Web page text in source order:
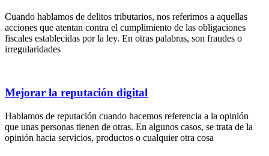
Cuando hablamos de delitos tributarios, nos referimos a aquellas
acciones que atentan contra el cumplimiento de las obligaciones
fiscales establecidas por la ley. En otras palabras, son fraudes o
irregularidades
Mejorar la reputación digital
Hablamos de reputación cuando hacemos referencia a la opinión
que unas personas tienen de otras. En algunos casos, se trata de la
opinión hacia servicios, productos o cualquier otra cosa